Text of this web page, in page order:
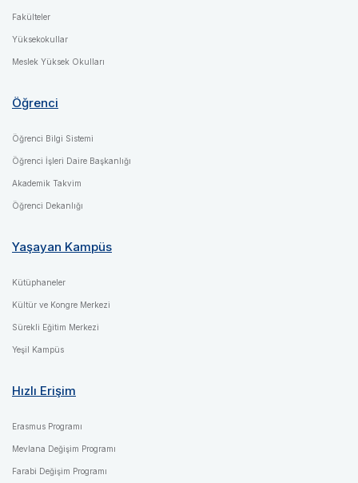
Fakülteler
Yüksekokullar
Meslek Yüksek Okulları
Öğrenci
Öğrenci Bilgi Sistemi
Öğrenci İşleri Daire Başkanlığı
Akademik Takvim
Öğrenci Dekanlığı
Yaşayan Kampüs
Kütüphaneler
Kültür ve Kongre Merkezi
Sürekli Eğitim Merkezi
Yeşil Kampüs
Hızlı Erişim
Erasmus Programı
Mevlana Değişim Programı
Farabi Değişim Programı